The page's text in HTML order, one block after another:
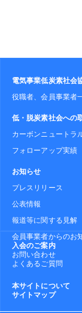
電気事業低炭素社会
役職者、会員事業者
低・脱炭素社会への
カーボンニュートラ
フォローアップ実績
お知らせ
プレスリリース
公表情報
報道等に関する見解
会員事業者からのお
入会のご案内
お問い合わせ
よくあるご質問
本サイトについて
サイトマップ